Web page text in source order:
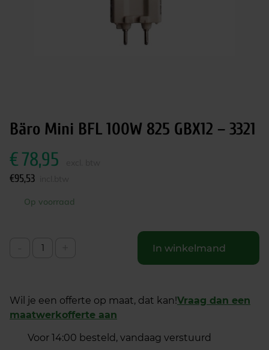
Bäro Mini BFL 100W 825 GBX12 – 3321
€78,95
€95,53
Op voorraad
In winkelmand
Wil je een offerte op maat, dat kan!Vraag dan een
maatwerkofferte aan
Voor 14:00 besteld, vandaag verstuurd